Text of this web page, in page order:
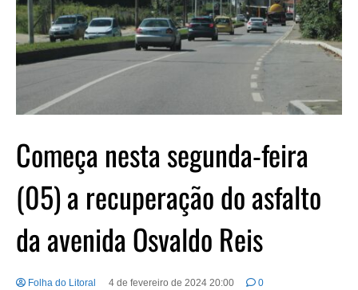
Começa nesta segunda-feira
(05) a recuperação do asfalto
da avenida Osvaldo Reis
Folha do Litoral 4 de fevereiro de 2024 20:00 0